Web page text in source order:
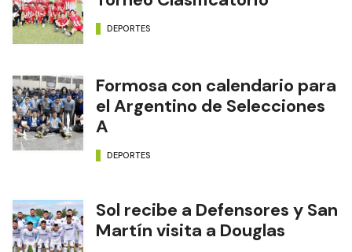
Se completó la fecha 16 del
DEPORTES
Formosa con calendario para
el Argentino de Selecciones
DEPORTES